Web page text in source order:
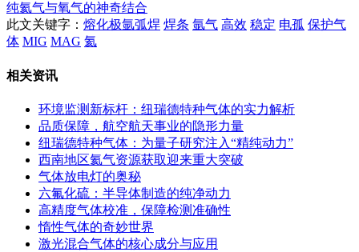
纯氦气与氧气的神奇结合
此文关键字： 熔化极氩弧焊 焊条 氩气 高效 稳定 电孤 保护气
体 MIG MAG 氦
相关资讯
环境监测新标杆：纽瑞德特种气体的实力解析
品质保障，航空航天事业的隐形力量
纽瑞德特种气体：为量子研究注入“精纯动力”
西南地区氦气资源获取迎来重大突破
气体放电灯的奥秘
六氟化硫：半导体制造的纯净动力
高精度气体校准，保障检测准确性
惰性气体的奇妙世界
激光混合气体的核心成分与应用